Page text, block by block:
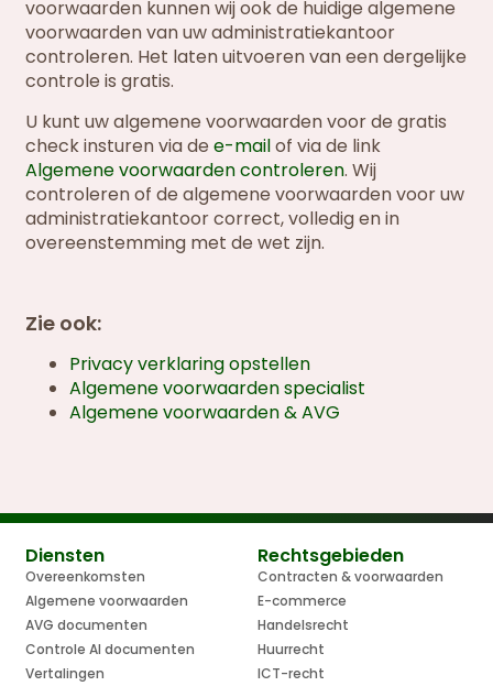
voorwaarden kunnen wij ook de huidige algemene
voorwaarden van uw administratiekantoor
controleren. Het laten uitvoeren van een dergelijke
controle is gratis.
U kunt uw algemene voorwaarden voor de gratis
check insturen via dee-mailof via de link
Algemene voorwaarden controleren. Wij
controleren of de algemene voorwaarden voor uw
administratiekantoor correct, volledig en in
overeenstemming met de wet zijn.
Zie ook:
Privacy verklaring opstellen
Algemene voorwaarden specialist
Algemene voorwaarden & AVG
Diensten
Overeenkomsten
Algemene voorwaarden
AVG documenten
Controle AI documenten
Vertalingen
Rechtsgebieden
Contracten & voorwaarden
E-commerce
Handelsrecht
Huurrecht
ICT-recht